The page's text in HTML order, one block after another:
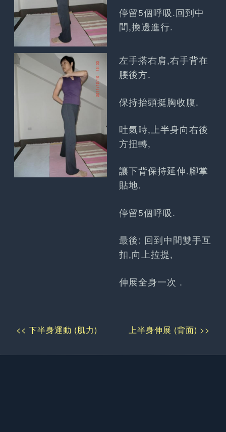
停留5個呼吸.回到中
間,換邊進行.
左手搭右肩,右手背在
腰後方.
保持抬頭挺胸收腹.
吐氣時,上半身向右後
方扭轉,
讓下背保持延伸.腳掌
貼地.
停留5個呼吸.
最後: 回到中間雙手互
扣,向上拉提,
伸展全身一次 .
上半身伸展 (背面) >>
<< 下半身運動 (肌力)